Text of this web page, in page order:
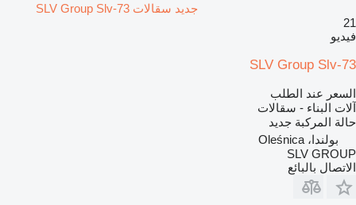
جديد سقالات SLV Group Slv-73
21
فيديو
SLV Group Slv-73
السعر عند الطلب
آلات البناء - سقالات
حالة المركبة جديد
بولندا، Oleśnica
SLV GROUP
الاتصال بالبائع